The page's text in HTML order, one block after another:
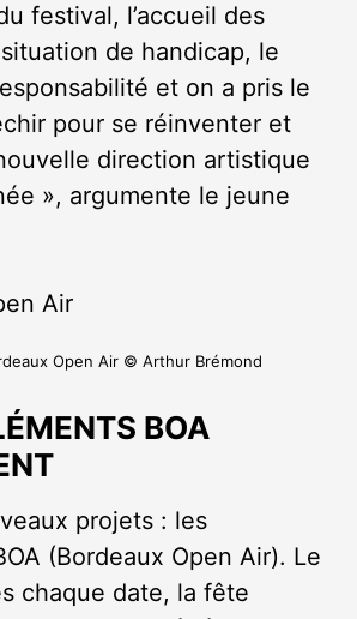
festival, l’accueil des
de handicap, le
et on a pris le
pour se réinventer et
direction artistique
», argumente le jeune
Open Air © Arthur Brémond
BOA
projets : les
(Bordeaux Open Air). Le
chaque date, la fête